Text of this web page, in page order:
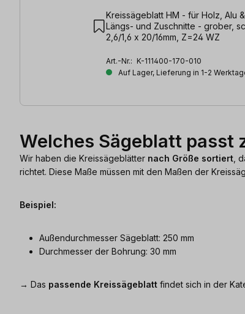
Kreissägeblatt HM - für Holz, Alu &
Längs- und Zuschnitte - grober,
2,6/1,6 x 20/16mm, Z=24 WZ
Art.-Nr.: K-111400-170-010
Auf Lager, Lieferung in 1-2
Welches Sägeblatt passt
Wir haben die Kreissägeblätter nach Größe sortiert ,
richtet. Diese Maße müssen mit den Maßen der
Beispiel:
Außendurchmesser Sägeblatt: 250 mm
Durchmesser der Bohrung: 30 mm
→ Das passende Kreissägeblatt findet sich in der